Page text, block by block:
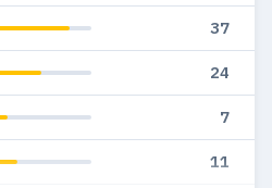
37
24
7
11